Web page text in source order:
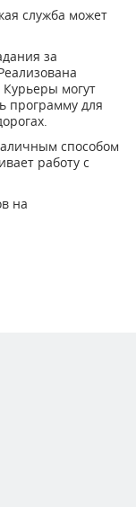
служба может
за
могут
программу для
способом
работу с
на